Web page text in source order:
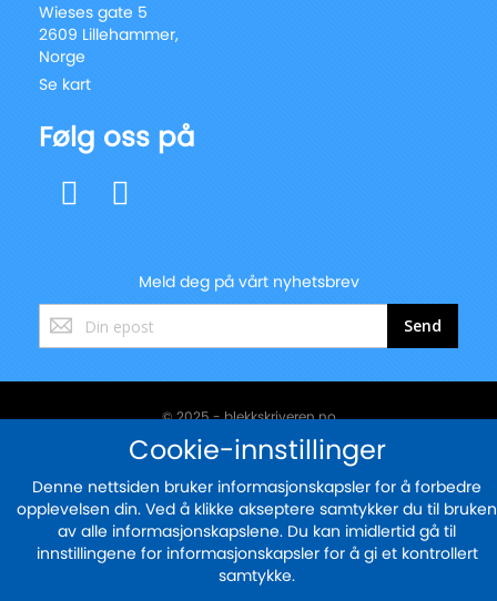
Wieses gate 5
2609 Lillehammer,
Norge
Se kart
Følg oss på
Meld deg på vårt nyhetsbrev
Registrer
deg
vårt
Send
© 2025 - blekkskriveren.no
Sikker betaling med
Cookie-innstillinger
Denne nettsiden bruker informasjonskapsler for å forbedre
opplevelsen din. Ved å klikke akseptere samtykker du til bruken
av alle informasjonskapslene. Du kan imidlertid gå til
innstillingene for informasjonskapsler for å gi et kontrollert
samtykke.